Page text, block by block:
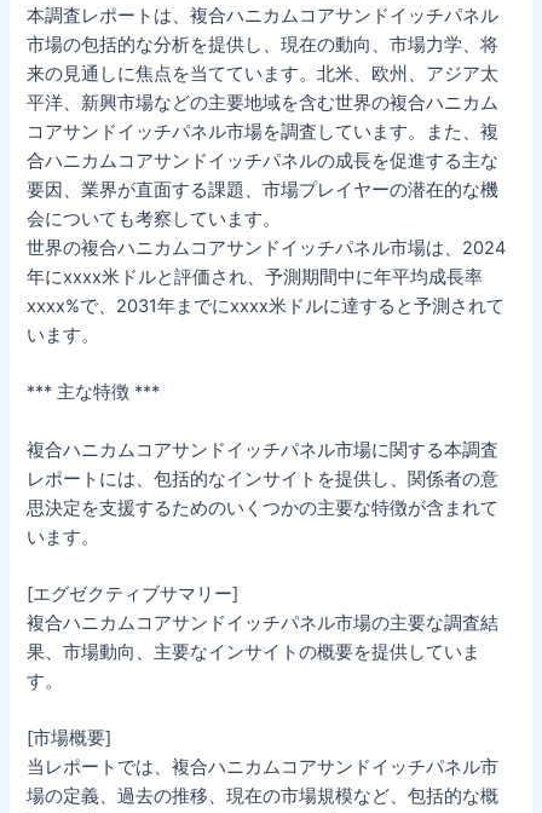
本調査レポートは、複合ハニカムコアサンドイッチパネル
市場の包括的な分析を提供し、現在の動向、市場力学、将
来の見通しに焦点を当てています。北米、欧州、アジア太
平洋、新興市場などの主要地域を含む世界の複合ハニカム
コアサンドイッチパネル市場を調査しています。また、複
合ハニカムコアサンドイッチパネルの成長を促進する主な
要因、業界が直面する課題、市場プレイヤーの潜在的な機
会についても考察しています。
世界の複合ハニカムコアサンドイッチパネル市場は、2024
年にxxxx米ドルと評価され、予測期間中に年平均成長率
xxxx%で、2031年までにxxxx米ドルに達すると予測されて
います。
*** 主な特徴 ***
複合ハニカムコアサンドイッチパネル市場に関する本調査
レポートには、包括的なインサイトを提供し、関係者の意
思決定を支援するためのいくつかの主要な特徴が含まれて
います。
[エグゼクティブサマリー]
複合ハニカムコアサンドイッチパネル市場の主要な調査結
果、市場動向、主要なインサイトの概要を提供していま
す。
[市場概要]
当レポートでは、複合ハニカムコアサンドイッチパネル市
場の定義、過去の推移、現在の市場規模など、包括的な概